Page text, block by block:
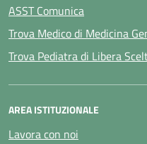
ASST Comunica
Trova Medico di Medicina
Trova Pediatra di Libera
AREA ISTITUZIONALE
Lavora con noi